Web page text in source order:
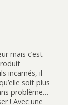
mais c’est
incarnés, il
soit plus
problème…
! Avec une